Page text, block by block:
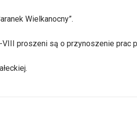
Wielkanocny”.
proszeni są o przynoszenie prac